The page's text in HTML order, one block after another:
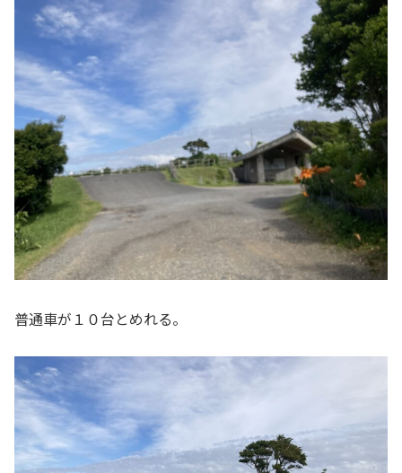
普通車が１０台とめれる。